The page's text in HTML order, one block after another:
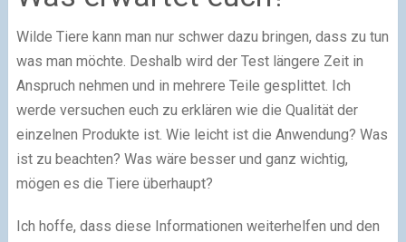
Wilde Tiere kann man nur schwer dazu bringen, dass zu tun
was man möchte. Deshalb wird der Test längere Zeit in
Anspruch nehmen und in mehrere Teile gesplittet. Ich
werde versuchen euch zu erklären wie die Qualität der
einzelnen Produkte ist. Wie leicht ist die Anwendung? Was
ist zu beachten? Was wäre besser und ganz wichtig,
mögen es die Tiere überhaupt?
Ich hoffe, dass diese Informationen weiterhelfen und den